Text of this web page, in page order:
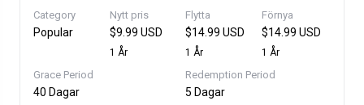
Category
Popular
Nytt pris
$9.99 USD
1 År
Flytta
$14.99 USD
1 År
Förnya
$14.99 USD
1 År
Grace Period
40 Dagar
Redemption Period
5 Dagar